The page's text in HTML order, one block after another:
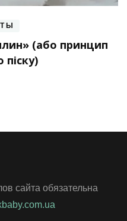
(або принцип
піску)
сайта обязательна